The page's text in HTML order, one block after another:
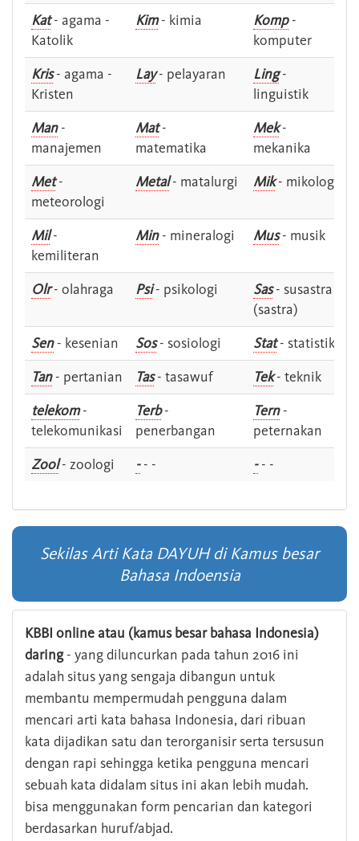
Kat- agama -
Katolik
Kim- kimia Komp-
komputer
Kris- agama -
Kristen
Lay- pelayaran Ling-
linguistik
Man-
manajemen
Mat-
matematika
Mek-
mekanika
Met-
meteorologi
Metal- matalurgi Mik- mikologi
Mil-
kemiliteran
Min- mineralogi Mus- musik
Olr- olahraga Psi- psikologi Sas- susastra -
(sastra)
Sen- kesenian Sos- sosiologi Stat- statistik
Tan- pertanian Tas- tasawuf Tek- teknik
telekom-
telekomunikasi
Terb-
penerbangan
Tern-
peternakan
Zool- zoologi -- - -- -
Sekilas Arti Kata DAYUH di Kamus besar
Bahasa Indoensia
KBBI online atau (kamus besar bahasa Indonesia)
daring- yang diluncurkan pada tahun 2016 ini
adalah situs yang sengaja dibangun untuk
membantu mempermudah pengguna dalam
mencari arti kata bahasa Indonesia, dari ribuan
kata dijadikan satu dan terorganisir serta tersusun
dengan rapi sehingga ketika pengguna mencari
sebuah kata didalam situs ini akan lebih mudah.
bisa menggunakan form pencarian dan kategori
berdasarkan huruf/abjad.